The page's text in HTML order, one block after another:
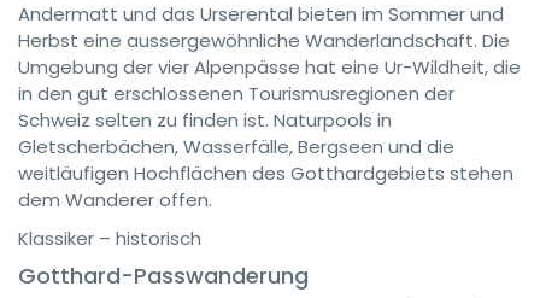
Andermatt und das Urserental bieten im Sommer und
Herbst eine aussergewöhnliche Wanderlandschaft. Die
Umgebung der vier Alpenpässe hat eine Ur-Wildheit, die
in den gut erschlossenen Tourismusregionen der
Schweiz selten zu finden ist. Naturpools in
Gletscherbächen, Wasserfälle, Bergseen und die
weitläufigen Hochflächen des Gotthardgebiets stehen
dem Wanderer offen.
Klassiker – historisch
Gotthard-Passwanderung